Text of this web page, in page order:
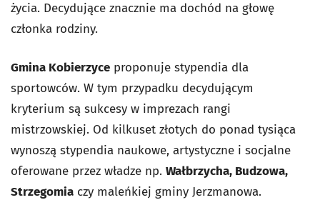
życia. Decydujące znacznie ma dochód na głowę
członka rodziny.
Gmina Kobierzyce proponuje stypendia dla
sportowców. W tym przypadku decydującym
kryterium są sukcesy w imprezach rangi
mistrzowskiej. Od kilkuset złotych do ponad tysiąca
wynoszą stypendia naukowe, artystyczne i socjalne
oferowane przez władze np. Wałbrzycha, Budzowa,
Strzegomia czy maleńkiej gminy Jerzmanowa.